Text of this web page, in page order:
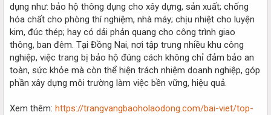
dụng như: bảo hộ thông dụng cho xây dựng, sản xuất; chống
hóa chất cho phòng thí nghiệm, nhà máy; chịu nhiệt cho luyện
kim, đúc thép; hay có dải phản quang cho công trình giao
thông, ban đêm. Tại Đồng Nai, nơi tập trung nhiều khu công
nghiệp, việc trang bị bảo hộ đúng cách không chỉ đảm bảo an
toàn, sức khỏe mà còn thể hiện trách nhiệm doanh nghiệp, góp
phần xây dựng môi trường làm việc bền vững, hiệu quả.
Xem thêm: https://trangvangbaoholaodong.com/bai-viet/top-